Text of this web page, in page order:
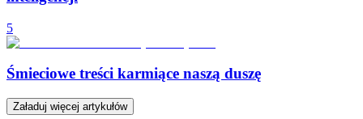
5
Śmieciowe treści karmiące naszą duszę
Załaduj więcej artykułów